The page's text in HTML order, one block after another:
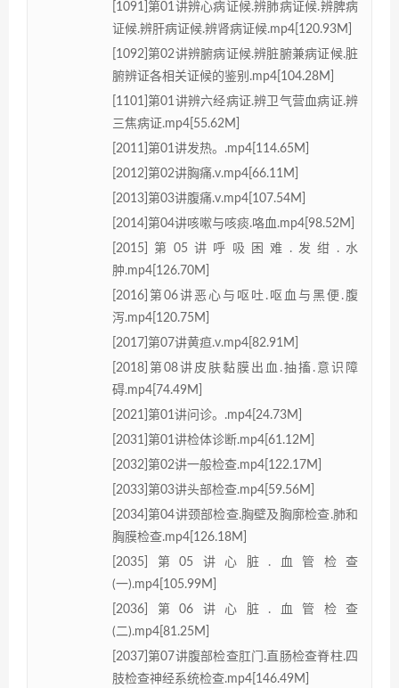
[1091]第01讲辨心病证候.辨肺病证候.辨脾病
证候.辨肝病证候.辨肾病证候.mp4[120.93M]
[1092]第02讲辨腑病证候.辨脏腑兼病证候.脏
腑辨证各相关证候的鉴别.mp4[104.28M]
[1101]第01讲辨六经病证.辨卫气营血病证.辨
三焦病证.mp4[55.62M]
[2011]第01讲发热。.mp4[114.65M]
[2012]第02讲胸痛.v.mp4[66.11M]
[2013]第03讲腹痛.v.mp4[107.54M]
[2014]第04讲咳嗽与咳痰.咯血.mp4[98.52M]
[2015]第05讲呼吸困难.发绀.水
肿.mp4[126.70M]
[2016]第06讲恶心与呕吐.呕血与黑便.腹
泻.mp4[120.75M]
[2017]第07讲黄疸.v.mp4[82.91M]
[2018]第08讲皮肤黏膜出血.抽搐.意识障
碍.mp4[74.49M]
[2021]第01讲问诊。.mp4[24.73M]
[2031]第01讲检体诊断.mp4[61.12M]
[2032]第02讲一般检查.mp4[122.17M]
[2033]第03讲头部检查.mp4[59.56M]
[2034]第04讲颈部检查.胸壁及胸廓检查.肺和
胸膜检查.mp4[126.18M]
[2035]第05讲心脏.血管检查
(一).mp4[105.99M]
[2036]第06讲心脏.血管检查
(二).mp4[81.25M]
[2037]第07讲腹部检查肛门.直肠检查脊柱.四
肢检查神经系统检查.mp4[146.49M]